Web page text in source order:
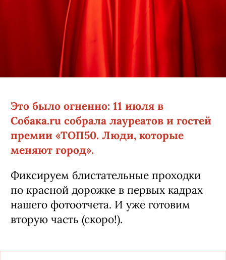
Это было огненно: 11 июля в
Собака.ru собрала лауреатов и гостей
премии «ТОП50. Люди, которые
меняют город».
Фиксируем блистательные проходки
по красной дорожке в первых кадрах
нашего фотоотчета. И уже готовим
вторую часть (скоро!).